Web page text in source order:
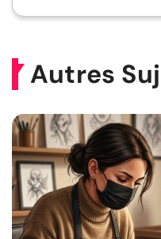
Autres